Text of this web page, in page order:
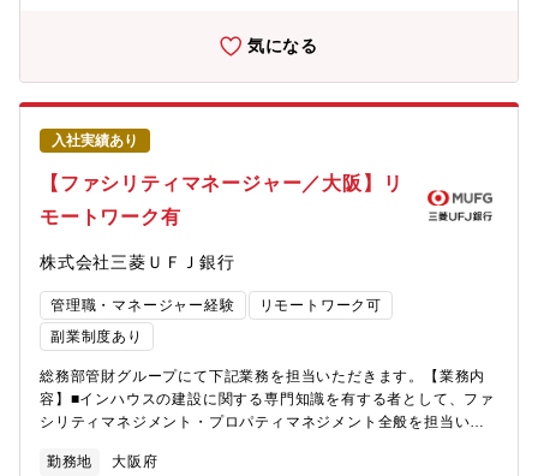
不安を解消することに貢献できる社会的意義の大きさ・当行及び
グループ会社を含めた業界最大規模の顧客データ及び金融取引デ
ータを分析することのやりがい【キャリアパス】データ分析のプ
ロフェッショナルとしてのキャリアはもちろん、将来的には希望
や適性に応じて、総合職として幅広い業務を担当いただく可能性
もあります。【配属部署（人数は概数）】リテール・デジタル企
画部データ・マーケティング室・「データ・マーケティング室」
（約50名）は、デジタルを中心としたマーケティング業務を担当
しています。・このうち、配属チームは11名で構成（キャリア採
しています。
気になる
入社実績あり
【ファシリティマネージャー／大阪】リ
モートワーク有
株式会社三菱ＵＦＪ銀行
管理職・マネージャー経験
リモートワーク可
副業制度あり
総務部管財グループにて下記業務を担当いただきます。【業務内
容】■インハウスの建設に関する専門知識を有する者として、ファ
シリティマネジメント・プロパティマネジメント全般を担当いた
移転・日常管理のフェーズで、企画・設計・工事管理・建物運営
勤務地 大阪府